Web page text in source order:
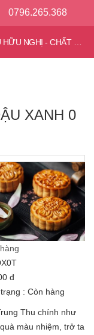
0796.265.368
XANH 0
đ
: Còn hàng
Thu chính như
màu nhiệm, trở ta